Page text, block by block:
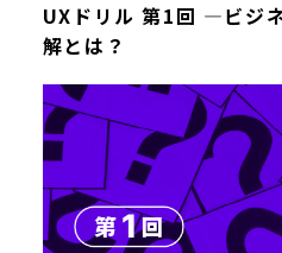
UXドリル 第1回 ―ビジ
解とは？